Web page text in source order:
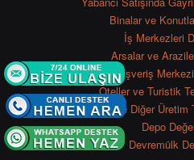
Binalar ve
İş Merkezleri
Arsalar ve
Alışveriş
Oteller ve Turistik
Fabrika ve Diğer Üretim
Depo
Devremülk